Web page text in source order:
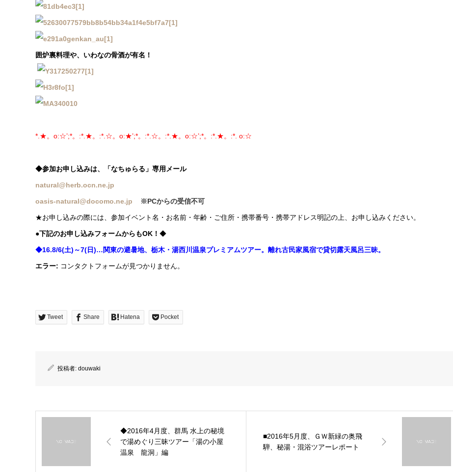
囲炉裏料理や、いわなの骨酒が有名！
*.★。o:☆’;*。:*.★。:*.☆。o:★’;*。:*.☆。:*.★。o:☆’;*。:*.★。:*. o:☆
◆参加お申し込みは、「なちゅらる」専用メール
natural@herb.ocn.ne.jp
oasis-natural@docomo.ne.jp ※PCからの受信不可
★お申し込みの際には、参加イベント名・お名前・年齢・ご住所・携帯番号・携帯アドレス明記の上、お申し込みください。
●下記のお申し込みフォームからもOK！ ◆
◆16.8/6(土)～7(日)…関東の避暑地、栃木・湯西川温泉プレミアムツアー。離れ古民家風宿で貸切露天風呂三昧。
エラー: コンタクトフォームが見つかりません。
Tweet Share Hatena Pocket
投稿者: douwaki
◆2016年4月度、群馬 水上の秘境
で湯めぐり三昧ツアー「湯の小屋
温泉 龍洞」編
■2016年5月度、ＧＷ新緑の奥飛
騨、秘湯・混浴ツアーレポート